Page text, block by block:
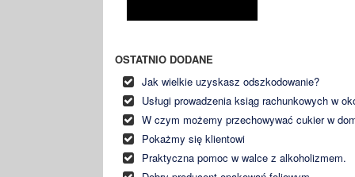
OSTATNIO DODANE
Jak wielkie uzyskasz odszkodowanie?
Usługi prowadzenia ksiąg rachunkowych w
W czym możemy przechowywać cukier w
Pokażmy się klientowi
Praktyczna pomoc w walce z alkoholizmem.